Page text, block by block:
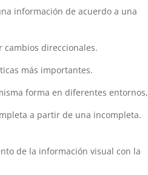
información de acuerdo a una
cambios direccionales.
más importantes.
forma en diferentes entornos,
a partir de una incompleta.
de la información visual con la